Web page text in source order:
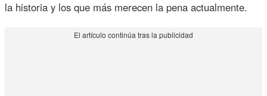
la historia y los que más merecen la pena actualmente.